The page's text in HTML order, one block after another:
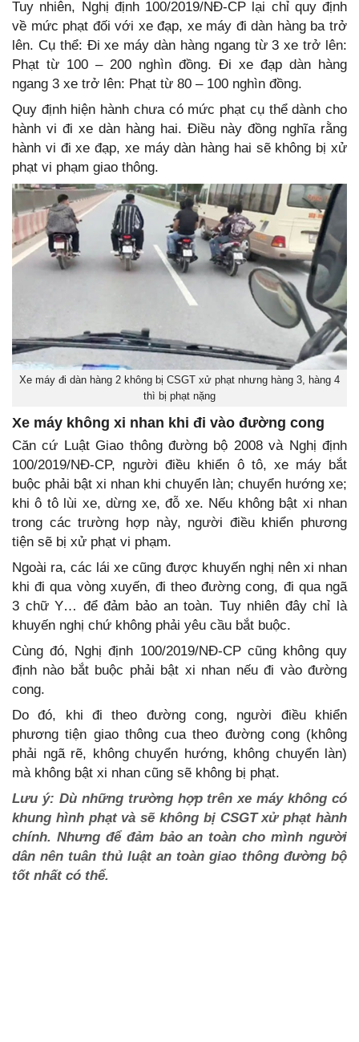
Tuy nhiên, Nghị định 100/2019/NĐ-CP lại chỉ quy định
về mức phạt đối với xe đạp, xe máy đi dàn hàng ba trở
lên. Cụ thể: Đi xe máy dàn hàng ngang từ 3 xe trở lên:
Phạt từ 100 – 200 nghìn đồng. Đi xe đạp dàn hàng
ngang 3 xe trở lên: Phạt từ 80 – 100 nghìn đồng.
Quy định hiện hành chưa có mức phạt cụ thể dành cho
hành vi đi xe dàn hàng hai. Điều này đồng nghĩa rằng
hành vi đi xe đạp, xe máy dàn hàng hai sẽ không bị xử
phạt vi phạm giao thông.
Xe máy đi dàn hàng 2 không bị CSGT xử phạt nhưng hàng 3, hàng 4
thì bị phạt nặng
Xe máy không xi nhan khi đi vào đường cong
Căn cứ Luật Giao thông đường bộ 2008 và Nghị định
100/2019/NĐ-CP, người điều khiển ô tô, xe máy bắt
buộc phải bật xi nhan khi chuyển làn; chuyển hướng xe;
khi ô tô lùi xe, dừng xe, đỗ xe. Nếu không bật xi nhan
trong các trường hợp này, người điều khiển phương
tiện sẽ bị xử phạt vi phạm.
Ngoài ra, các lái xe cũng được khuyến nghị nên xi nhan
khi đi qua vòng xuyến, đi theo đường cong, đi qua ngã
3 chữ Y… để đảm bảo an toàn. Tuy nhiên đây chỉ là
khuyến nghị chứ không phải yêu cầu bắt buộc.
Cùng đó, Nghị định 100/2019/NĐ-CP cũng không quy
định nào bắt buộc phải bật xi nhan nếu đi vào đường
cong.
Do đó, khi đi theo đường cong, người điều khiển
phương tiện giao thông cua theo đường cong (không
phải ngã rẽ, không chuyển hướng, không chuyển làn)
mà không bật xi nhan cũng sẽ không bị phạt.
Lưu ý: Dù những trường hợp trên xe máy không có
khung hình phạt và sẽ không bị CSGT xử phạt hành
chính. Nhưng để đảm bảo an toàn cho mình người
dân nên tuân thủ luật an toàn giao thông đường bộ
tốt nhất có thể.